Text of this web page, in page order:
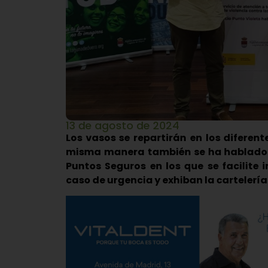
13 de agosto de 2024
Los vasos se repartirán en los
misma manera también se ha
Puntos Seguros en los que se facilite
caso de urgencia y exhiban la